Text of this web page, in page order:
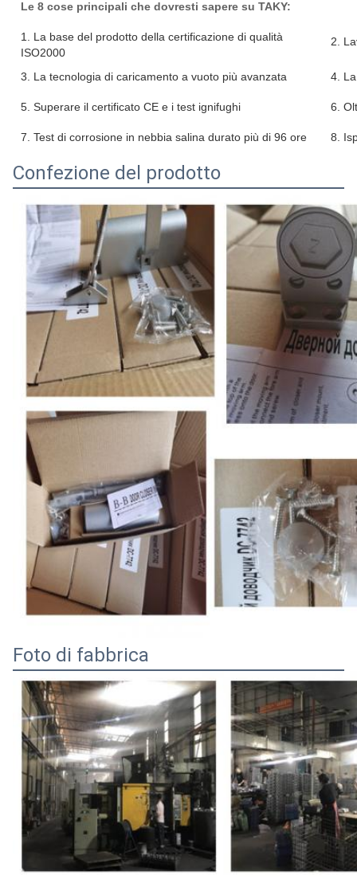
Le 8 cose principali che dovresti sapere su TAKY:
1. La base del prodotto della certificazione di qualità
ISO2000
2.
3. La tecnologia di caricamento a vuoto più avanzata 4.
5. Superare il certificato CE e i test ignifughi 6.
7. Test di corrosione in nebbia salina durato più di 96 ore 8.
Confezione del prodotto
Foto di fabbrica